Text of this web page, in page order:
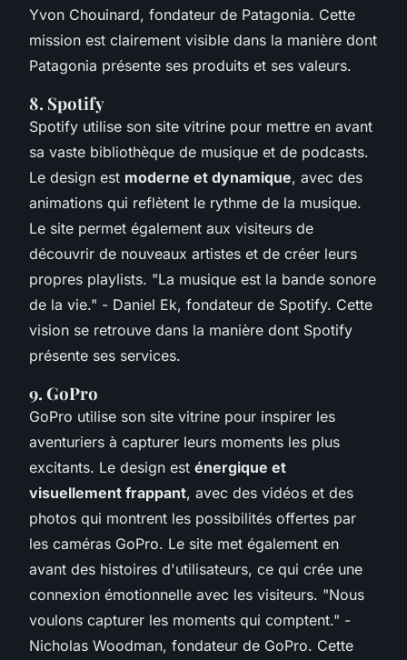
Yvon Chouinard, fondateur de Patagonia. Cette
mission est clairement visible dans la manière dont
Patagonia présente ses produits et ses valeurs.
8. Spotify
Spotify utilise son site vitrine pour mettre en avant
sa vaste bibliothèque de musique et de podcasts.
Le design est moderne et dynamique, avec des
animations qui reflètent le rythme de la musique.
Le site permet également aux visiteurs de
découvrir de nouveaux artistes et de créer leurs
propres playlists. "La musique est la bande sonore
de la vie." - Daniel Ek, fondateur de Spotify. Cette
vision se retrouve dans la manière dont Spotify
présente ses services.
9. GoPro
GoPro utilise son site vitrine pour inspirer les
aventuriers à capturer leurs moments les plus
excitants. Le design est énergique et
visuellement frappant, avec des vidéos et des
photos qui montrent les possibilités offertes par
les caméras GoPro. Le site met également en
avant des histoires d'utilisateurs, ce qui crée une
connexion émotionnelle avec les visiteurs. "Nous
voulons capturer les moments qui comptent." -
Nicholas Woodman, fondateur de GoPro. Cette